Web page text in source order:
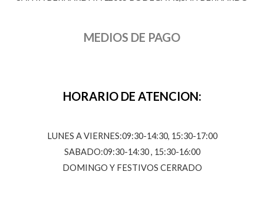
MEDIOS DE PAGO
HORARIO DE ATENCION:
LUNES A VIERNES:09:30-14:30, 15:30-17:00
SABADO:09:30-14:30 , 15:30-16:00
DOMINGO Y FESTIVOS CERRADO